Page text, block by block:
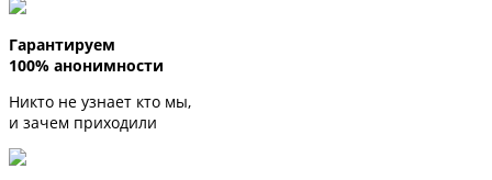
Гарантируем
100% анонимности
Никто не узнает кто мы,
и зачем приходили